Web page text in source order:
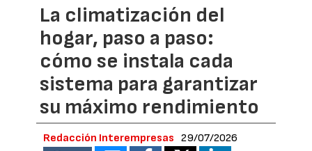
La climatización del
hogar, paso a paso:
cómo se instala cada
sistema para garantizar
su máximo rendimiento
Redacción Interempresas 29/07/2026